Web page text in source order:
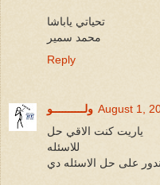
تحياتي ياباشا
محمد سمير
Reply
ولــــــــــو August 1,
ياريت كنت الاقي حل
للاسئله
على حل الاسئله دي